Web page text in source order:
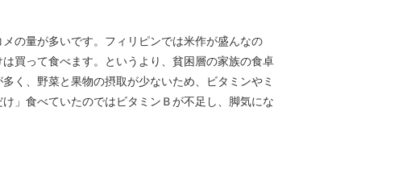
の量が多いです。フィリピンでは米作が盛んなの
買って食べます。というより、貧困層の家族の食卓
く、野菜と果物の摂取が少ないため、ビタミンやミ
」食べていたのではビタミンＢが不足し、脚気にな